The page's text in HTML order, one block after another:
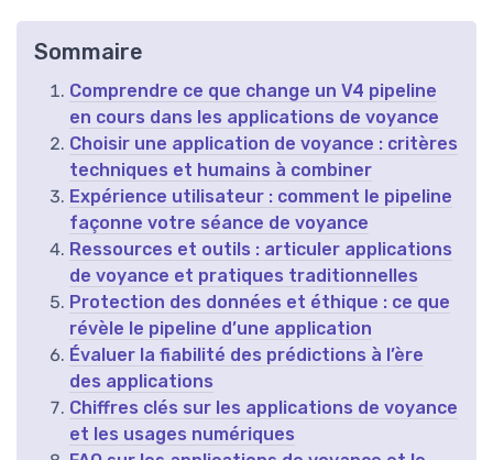
Sommaire
Comprendre ce que change un V4 pipeline
en cours dans les applications de voyance
Choisir une application de voyance : critères
techniques et humains à combiner
Expérience utilisateur : comment le pipeline
façonne votre séance de voyance
Ressources et outils : articuler applications
de voyance et pratiques traditionnelles
Protection des données et éthique : ce que
révèle le pipeline d’une application
Évaluer la fiabilité des prédictions à l’ère
des applications
Chiffres clés sur les applications de voyance
et les usages numériques